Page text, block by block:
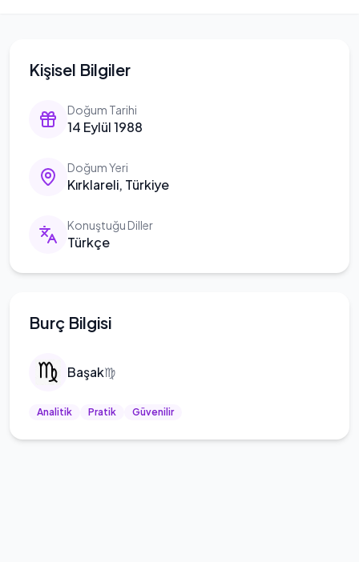
Kişisel Bilgiler
Doğum Tarihi
14 Eylül 1988
Doğum Yeri
Kırklareli, Türkiye
Konuştuğu Diller
Türkçe
Burç Bilgisi
Başak♍
Analitik Pratik Güvenilir